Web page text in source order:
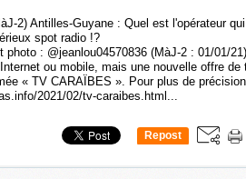
photo : @jeanlou04570836 (MàJ-2 : 01/01/
ou mobile, mais une nouvelle offre
« TV CARAÏBES ». Pour plus de
2021/02/tv-caraibes.html...
Repost